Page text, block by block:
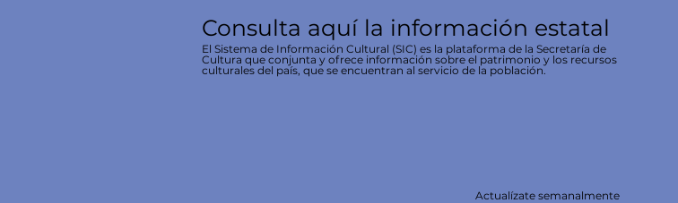
Consulta aquí la información estatal
El Sistema de Información Cultural (SIC) es la plataforma de la Secretaría de
Cultura que conjunta y ofrece información sobre el patrimonio y los recursos
culturales del país, que se encuentran al servicio de la población.
Actualízate semanalmente